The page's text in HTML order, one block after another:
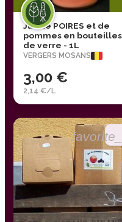
Jus de POIRES et de
pommes en bouteilles
de verre - 1L
VERGERS MOSANS
3,00 €
2,14 €/L